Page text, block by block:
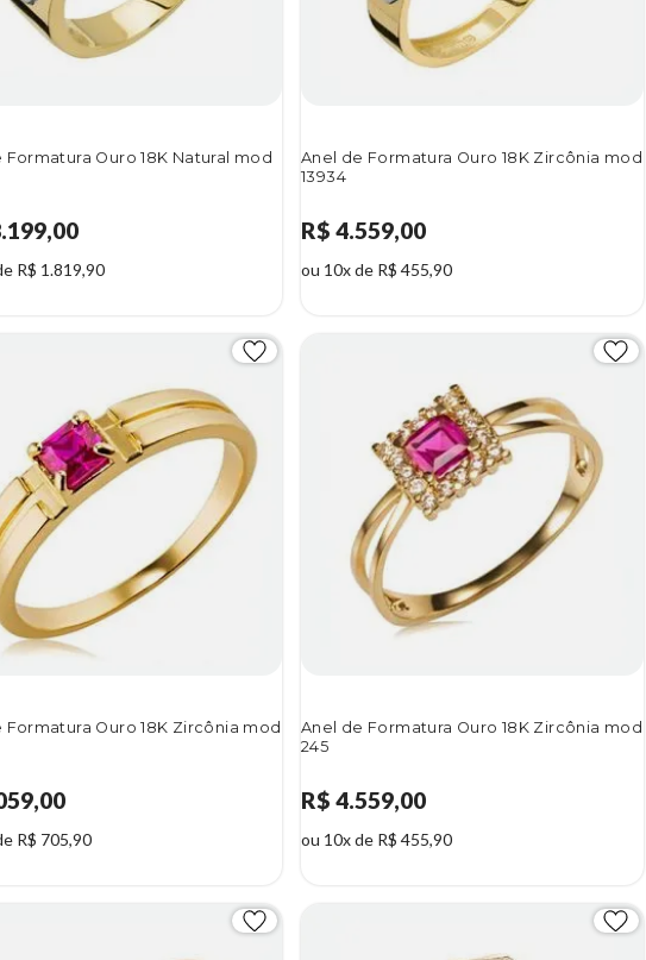
Formatura Ouro 18K Natural mod
R$ 1.819,90
Anel de Formatura Ouro 18K Zircônia mod
13934
R$ 4.559,00
ou 10x de R$ 455,90
Formatura Ouro 18K Zircônia mod
R$ 705,90
Anel de Formatura Ouro 18K Zircônia mod
245
R$ 4.559,00
ou 10x de R$ 455,90